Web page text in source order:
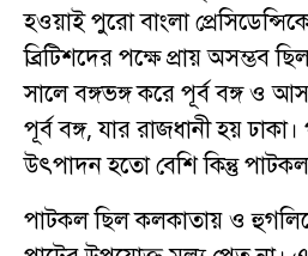
হওয়াই পুরো বাংলা
ব্রিটিশদের পক্ষে প্রায় অসম্ভব
সালে বঙ্গভঙ্গ করে পূর্ব বঙ্গ ও
পূর্ব বঙ্গ, যার রাজধানী হয় ঢাকা।
উৎপাদন হতো বেশি কিন্তু
পাটকল ছিল কলকাতায় ও